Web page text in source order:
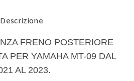
Descrizione
FRENO POSTERIORE
PER YAMAHA MT-09 DAL
AL 2023.